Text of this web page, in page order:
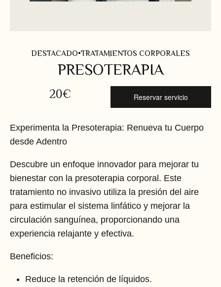
DESTACADO•TRATAMIENTOS CORPORALES
PRESOTERAPIA
20€ Reservar servicio
Experimenta la Presoterapia: Renueva tu Cuerpo
desde Adentro
Descubre un enfoque innovador para mejorar tu
bienestar con la presoterapia corporal. Este
tratamiento no invasivo utiliza la presión del aire
para estimular el sistema linfático y mejorar la
circulación sanguínea, proporcionando una
experiencia relajante y efectiva.
Beneficios:
Reduce la retención de líquidos.